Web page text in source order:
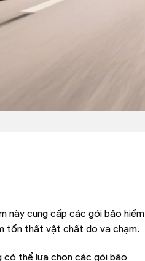
này cung cấp các gói bảo hiểm
tổn thất vật chất do va chạm.
có thể lựa chọn các gói bảo